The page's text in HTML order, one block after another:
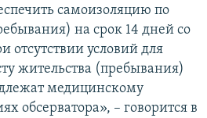
самоизоляцию по
на срок 14 дней со
отсутствии условий для
жительства (пребывания)
медицинскому
обсерватора», – говорится в